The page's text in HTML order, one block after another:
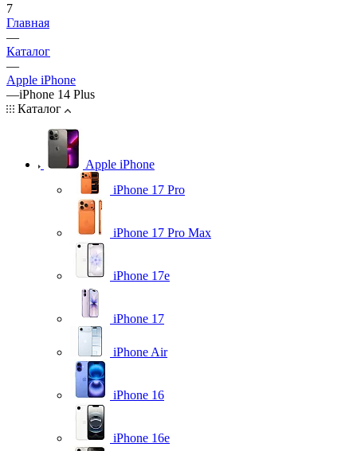
7
Главная
—
Каталог
—
Apple iPhone
—iPhone 14 Plus
Каталог
Apple iPhone
iPhone 17 Pro
iPhone 17 Pro Max
iPhone 17e
iPhone 17
iPhone Air
iPhone 16
iPhone 16e